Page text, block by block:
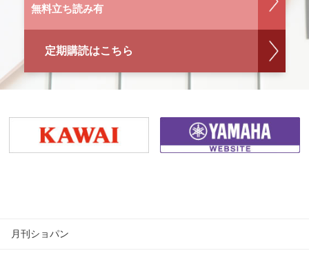
無料立ち読み有
定期購読はこちら
月刊ショパン